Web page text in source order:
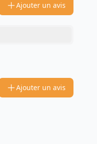
Ajouter un avis
Ajouter un avis